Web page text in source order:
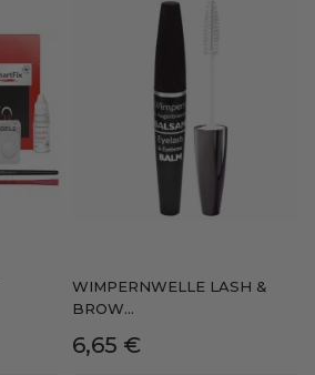
WIMPERNWELLE LASH &
BROW...
Precio
6,65 €